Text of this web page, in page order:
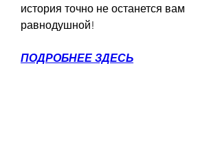
история точно не останется вам
равнодушной!
ПОДРОБНЕЕ ЗДЕСЬ